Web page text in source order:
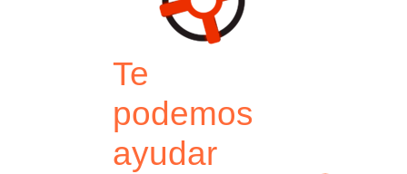
Te
podemos
ayudar